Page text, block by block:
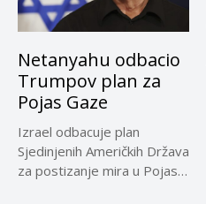
Netanyahu odbacio
Trumpov plan za
Pojas Gaze
Izrael odbacuje plan
Sjedinjenih Američkih Država
za postizanje mira u Pojasu